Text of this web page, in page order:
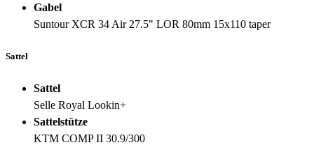
Gabel
Suntour XCR 34 Air 27.5" LOR 80mm 15x110 taper
Sattel
Sattel
Selle Royal Lookin+
Sattelstütze
KTM COMP II 30.9/300